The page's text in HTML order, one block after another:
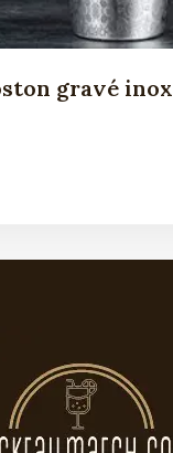
gravé inox